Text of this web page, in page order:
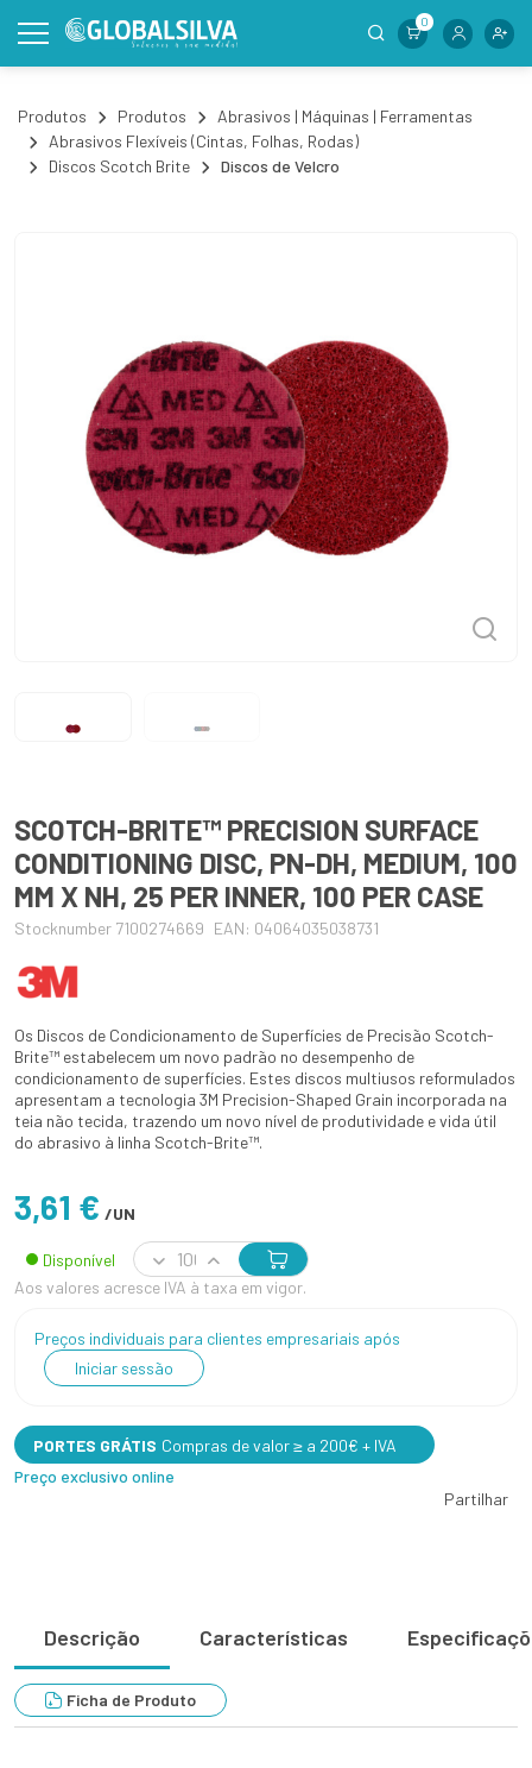
0
Produtos Produtos
Abrasivos | Máquinas | Ferramentas
Abrasivos Flexíveis (Cintas, Folhas, Rodas)
Discos Scotch Brite
Discos de Velcro
SCOTCH-BRITE™ PRECISION SURFACE
CONDITIONING DISC, PN-DH, MEDIUM, 100
MM X NH, 25 PER INNER, 100 PER CASE
Stocknumber 7100274669 EAN: 04064035038731
Os Discos de Condicionamento de Superfícies de Precisão Scotch-
Brite™ estabelecem um novo padrão no desempenho de
condicionamento de superfícies. Estes discos multiusos reformulados
apresentam a tecnologia 3M Precision-Shaped Grain incorporada na
teia não tecida, trazendo um novo nível de produtividade e vida útil
do abrasivo à linha Scotch-Brite™.
3,61 € /UN
Disponível
Aos valores acresce IVA à taxa em vigor.
Preços individuais para clientes empresariais após
Iniciar sessão
PORTES GRÁTIS Compras de valor ≥ a 200€ + IVA
Preço exclusivo online
Partilhar
Descrição Características
Ficha de Produto